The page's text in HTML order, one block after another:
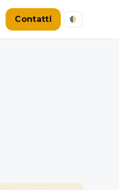
Contatti